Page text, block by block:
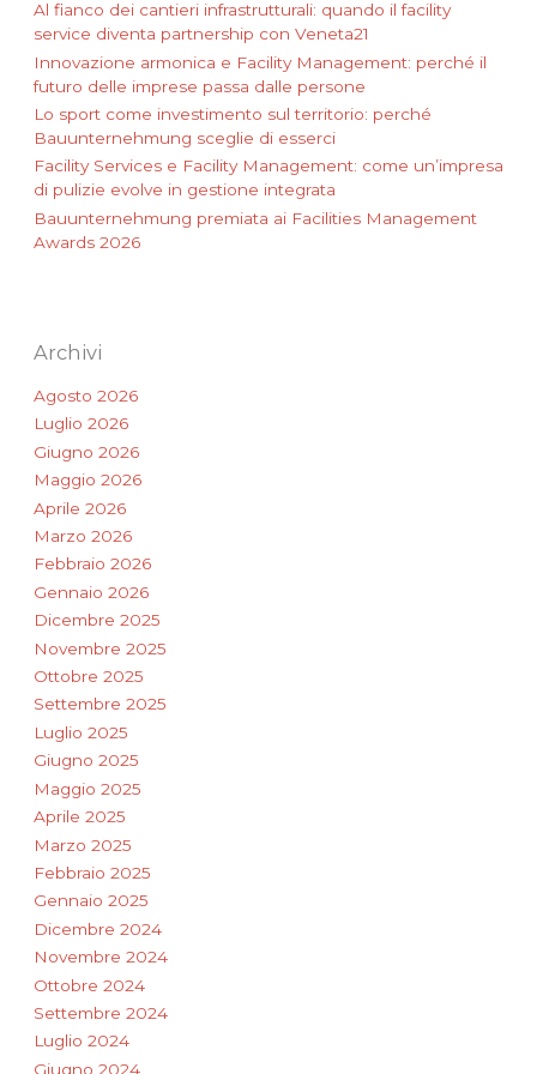
Al fianco dei cantieri infrastrutturali: quando il facility
service diventa partnership con Veneta21
Innovazione armonica e Facility Management: perché il
futuro delle imprese passa dalle persone
Lo sport come investimento sul territorio: perché
Bauunternehmung sceglie di esserci
Facility Services e Facility Management: come un’impresa
di pulizie evolve in gestione integrata
Bauunternehmung premiata ai Facilities Management
Awards 2026
Archivi
Agosto 2026
Luglio 2026
Giugno 2026
Maggio 2026
Aprile 2026
Marzo 2026
Febbraio 2026
Gennaio 2026
Dicembre 2025
Novembre 2025
Ottobre 2025
Settembre 2025
Luglio 2025
Giugno 2025
Maggio 2025
Aprile 2025
Marzo 2025
Febbraio 2025
Gennaio 2025
Dicembre 2024
Novembre 2024
Ottobre 2024
Settembre 2024
Luglio 2024
Giugno 2024